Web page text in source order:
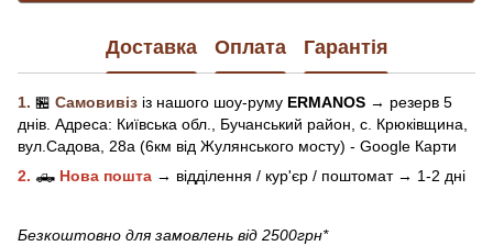
Доставка Оплата Гарантія
1. 🏪 Самовивіз із нашого шоу-руму ERMANOS → резерв 5
днів. Адреса: Київська обл.,
Бучанський район, с. Крюківщина,
вул.Садова, 28а (6км від Жулянського мосту) - Google Карти
2. 🛻 Нова пошта → відділення / кур'єр / поштомат → 1-2 дні
Безкоштовно для замовлень від 2500грн*